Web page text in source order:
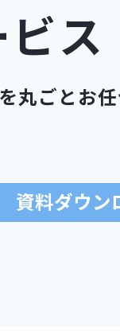
ス
丸ごとお任
資料ダウン